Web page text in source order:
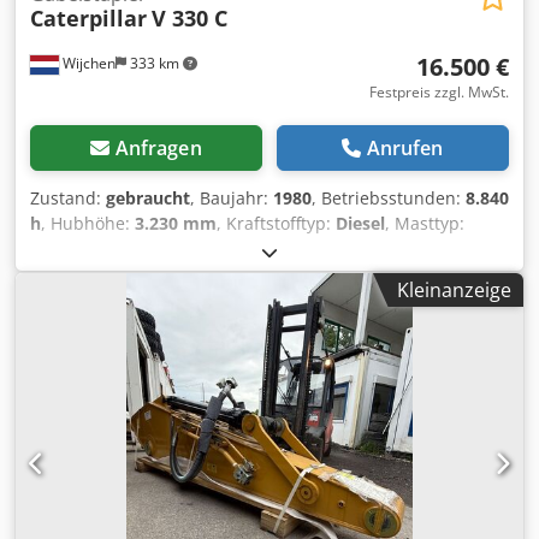
Wijchen 333 km
CaterpillarV 330 C
16.500 €
Festpreis zzgl. MwSt.
Anfragen Anrufen
Zustand: gebraucht, Baujahr: 1980, Betriebsstunden: 8.840
h, Hubhöhe: 3.230 mm, Kraftstofftyp: Diesel, Masttyp:
2.190 mm
Gesamthöhe:3.560 mm, Gesamtlänge:5.070 mm,
Gesamtbreite:
, Farbe:Blau, Leergewicht: 17.000
kg Hubkapazität: 15.000 kg - Baujahr: 1980 -
Dokumentation verfügbar: Ja - CE-Zertifikat vorhanden:
Nein - Seriennummer: B6Y 01146 Cedpfey N Ubuox Anierf -
Betriebsstunden: 8840 - Hubkraft: 15000kg - Hubhöhe:
3230mm - Durchfahrtshöhe: 3560mm - Freihub: 0mm -
Gabelzinkenlänge: 2190mm - Maximale Gabelbreite:
2280mm - Minimale Gabelbreite: 440mm - Anzahl der
Räder: 6 Räder - Anbaugerät: Seitenverschiebung -
Optionen: Arbeitsscheinwerfer, Halbe Kabine - Mast:
Kleinanzeige